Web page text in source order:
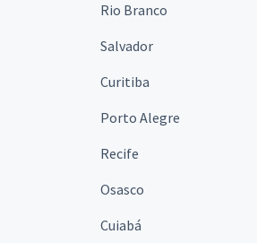
Rio Branco
Salvador
Curitiba
Porto Alegre
Recife
Osasco
Cuiabá